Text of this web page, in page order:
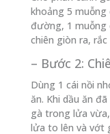
khoảng 5 muỗng
đường, 1 muỗng
chiên giòn ra,
– Bước 2:
Dùng 1 cái nồi
ăn. Khi dầu ăn
gà trong lửa
lửa to lên và vớt